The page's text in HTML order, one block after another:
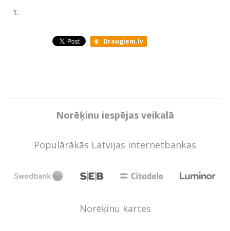
1.
Draugiem.lv
Norēķinu iespējas veikalā
Populārākās Latvijas internetbankas
Norēķinu kartes